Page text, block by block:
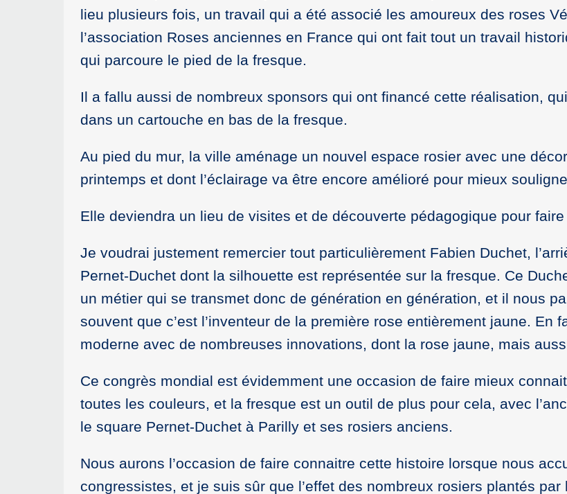
lieu plusieurs fois, un travail qui a été associé les amoureux des roses
l’association Roses anciennes en France qui ont fait tout un travail
qui parcoure le pied de la fresque.
Il a fallu aussi de nombreux sponsors qui ont financé cette réalisation,
dans un cartouche en bas de la fresque.
Au pied du mur, la ville aménage un nouvel espace rosier avec une
printemps et dont l’éclairage va être encore amélioré pour mieux
Elle deviendra un lieu de visites et de découverte pédagogique pour
Je voudrai justement remercier tout particulièrement Fabien Duchet,
Pernet-Duchet dont la silhouette est représentée sur la fresque. Ce
un métier qui se transmet donc de génération en génération, et il nous
souvent que c’est l’inventeur de la première rose entièrement jaune. En
moderne avec de nombreuses innovations, dont la rose jaune, mais
Ce congrès mondial est évidemment une occasion de faire mieux
toutes les couleurs, et la fresque est un outil de plus pour cela, avec
le square Pernet-Duchet à Parilly et ses rosiers anciens.
Nous aurons l’occasion de faire connaitre cette histoire lorsque nous
congressistes, et je suis sûr que l’effet des nombreux rosiers plantés